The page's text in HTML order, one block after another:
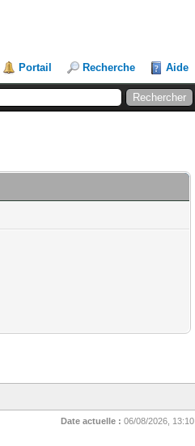
Portail Recherche Aide
Date actuelle : 06/08/2026, 13:10